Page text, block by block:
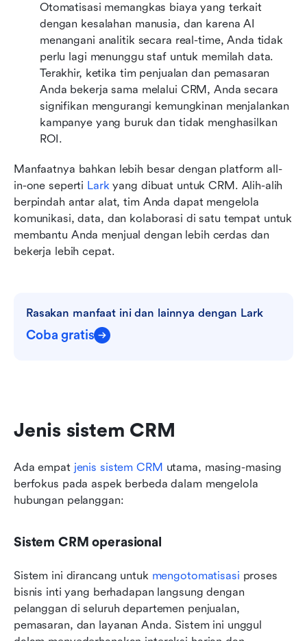
Otomatisasi memangkas biaya yang terkait
dengan kesalahan manusia, dan karena AI
menangani analitik secara real-time, Anda tidak
perlu lagi menunggu staf untuk memilah data.
Terakhir, ketika tim penjualan dan pemasaran
Anda bekerja sama melalui CRM, Anda secara
signifikan mengurangi kemungkinan menjalankan
kampanye yang buruk dan tidak menghasilkan
ROI.
Manfaatnya bahkan lebih besar dengan platform all-
in-one seperti Lark yang dibuat untuk CRM. Alih-alih
berpindah antar alat, tim Anda dapat mengelola
komunikasi, data, dan kolaborasi di satu tempat untuk
membantu Anda menjual dengan lebih cerdas dan
bekerja lebih cepat.
Rasakan manfaat ini dan lainnya dengan Lark
Coba gratis
Jenis sistem CRM
Ada empat jenis sistem CRM utama, masing-masing
berfokus pada aspek berbeda dalam mengelola
hubungan pelanggan:
Sistem CRM operasional
Sistem ini dirancang untuk mengotomatisasi proses
bisnis inti yang berhadapan langsung dengan
pelanggan di seluruh departemen penjualan,
pemasaran, dan layanan Anda. Sistem ini unggul